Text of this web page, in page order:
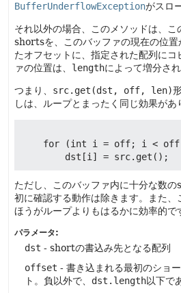
BufferUnderflowExceptionがスロ
それ以外の場合、このメソッドは、こ
shortsを、このバッファの現在の位置
たオフセットに、指定された配列にコ
ァの位置は、 lengthによって増分され
つまり、 src.get(dst, off, len)
しは、ループとまったく同じ効果があ
for (int i = off; i <
ただし、このバッファ内に十分な数
初に確認する動作は除きます。また、
ほうがループよりもはるかに効率的で
パラメータ:
dst - shortの書込み先となる配列
offset - 書き込まれる最初のショ
ト。負以外で、 dst.length以下で